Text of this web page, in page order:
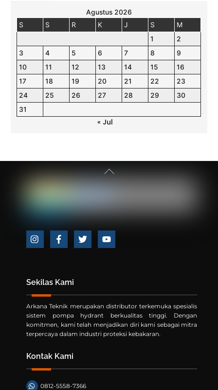
Agustus 2026
S
S R K J S
M
1
2
3
4 5 6 7 8
9
10
11 12 13 14 15
16
17
18 19 20 21 22
23
24
25 26 27 28 29
30
31
« Jul
Back
Icon
Icon
Icon
Icon
Sekilas Kami
Arkana Teknik merupakan distributor terkemuka spesialis
sistem pompa hydrant berkualitas tinggi. Dengan
komitmen, kami telah menjadikan diri kami sebagai mitra
terpercaya dalam industri proteksi kebakaran.
Kontak Kami
0812-5558-7366